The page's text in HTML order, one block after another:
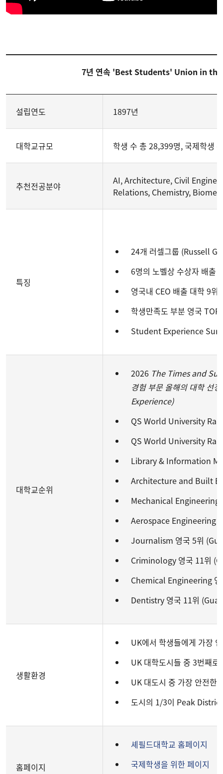
7년 연속 'Best Students' Union in the
설립연도 1897년
대학교규모 학생 수 총 28,399명, 국제학생
추천전공분야
AI, Architecture, Civil
Relations, Chemistry,
특징
24개 러셀그룹 (Russell
6명의 노벨상 수상자 배출
영국내 CEO 배출 대학 9
학생만족도 부분 영국
Student Experience
대학교순위
2026 The Times and
경험 부문 올해의 대학
Experience)
QS World University
QS World University
Library & Information
Architecture and Built
Mechanical Engineering
Aerospace Engineering
Journalism 영국 5위
Criminology 영국 11위
Chemical Engineering
Dentistry 영국 11위
생활환경
UK에서 학생들에게 가장
UK 대학도시들 중 3번째로
UK 대도시 중 가장 안전
도시의 1/3이 Peak
홈페이지
셰필드대학교 홈페이지
국제학생을 위한 페이지